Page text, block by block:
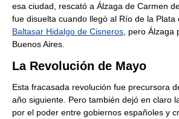
esa ciudad, rescató a Álzaga de Carmen
fue disuelta cuando llegó al Río de la Plata
Baltasar Hidalgo de Cisneros , pero
Buenos Aires.
La Revolución de Mayo
Esta fracasada revolución fue precursora
año siguiente. Pero también dejó en claro
por el poder entre gobiernos españoles y